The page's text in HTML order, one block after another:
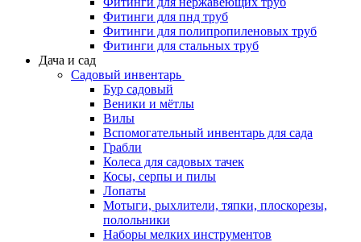
Фитинги для пнд труб
Фитинги для полипропиленовых труб
Фитинги для стальных труб
Дача и сад
Садовый инвентарь
Бур садовый
Веники и мётлы
Вилы
Вспомогательный инвентарь для сада
Грабли
Колеса для садовых тачек
Косы, серпы и пилы
Лопаты
Мотыги, рыхлители, тяпки, плоскорезы,
полольники
Наборы мелких инструментов